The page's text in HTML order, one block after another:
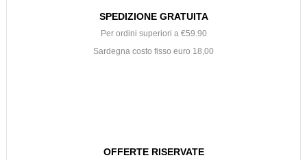
SPEDIZIONE GRATUITA
Per ordini superiori a €59.90
Sardegna costo fisso euro 18,00
OFFERTE RISERVATE